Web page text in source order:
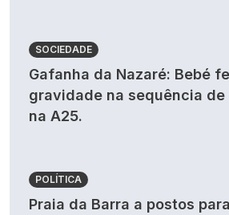
SOCIEDADE
Gafanha da Nazaré: Bebé
gravidade na sequência de
na A25.
POLÍTICA
Praia da Barra a postos